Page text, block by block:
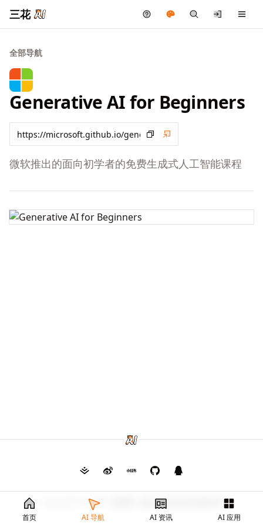
三花
全部导航
Generative AI for Beginners
微软推出的面向初学者的免费生成式人工智能课程
首页 AI 导航 AI 资讯 AI 应用
Copyright © 2026 渝ICP备2024026682号